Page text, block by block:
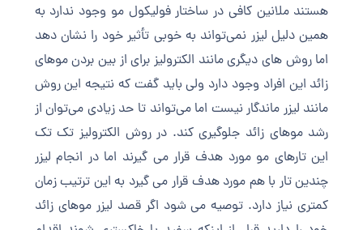
هستند ملانین کافی در ساختار فولیکول مو وجود ندارد به
همین دلیل لیزر نمی‌تواند به خوبی تأثیر خود را نشان دهد
اما روش های دیگری مانند الکترولیز برای از بین بردن موهای
زائد این افراد وجود دارد ولی باید گفت که نتیجه این روش
مانند لیزر ماندگار نیست اما می‌تواند تا حد زیادی می‌توان از
رشد موهای زائد جلوگیری کند. در روش الکترولیز تک تک
این تارهای مو مورد هدف قرار می گیرند اما در انجام لیزر
چندین تار با هم مورد هدف قرار می گیرد به این ترتیب زمان
کمتری نیاز دارد. توصیه می شود اگر قصد لیزر موهای زائد